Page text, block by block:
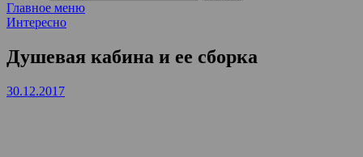
Главное меню
Интересно
Душевая кабина и ее сборка
30.12.2017